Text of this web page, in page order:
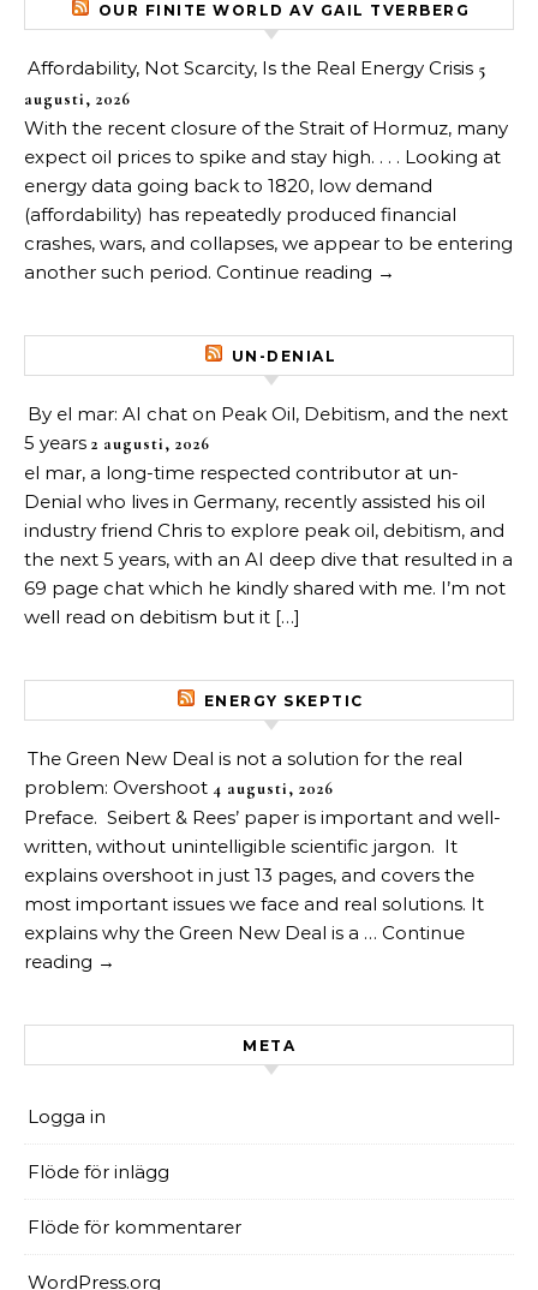
OUR FINITE WORLD AV GAIL TVERBERG
Affordability, Not Scarcity, Is the Real Energy Crisis 5
augusti, 2026
With the recent closure of the Strait of Hormuz, many
expect oil prices to spike and stay high. . . . Looking at
energy data going back to 1820, low demand
(affordability) has repeatedly produced financial
crashes, wars, and collapses, we appear to be entering
another such period. Continue reading →
UN-DENIAL
By el mar: AI chat on Peak Oil, Debitism, and the next
5 years 2 augusti, 2026
el mar, a long-time respected contributor at un-
Denial who lives in Germany, recently assisted his oil
industry friend Chris to explore peak oil, debitism, and
the next 5 years, with an AI deep dive that resulted in a
69 page chat which he kindly shared with me. I’m not
well read on debitism but it […]
ENERGY SKEPTIC
The Green New Deal is not a solution for the real
problem: Overshoot 4 augusti, 2026
Preface. Seibert & Rees’ paper is important and well-
written, without unintelligible scientific jargon. It
explains overshoot in just 13 pages, and covers the
most important issues we face and real solutions. It
explains why the Green New Deal is a … Continue
reading →
META
Logga in
Flöde för inlägg
Flöde för kommentarer
WordPress.org